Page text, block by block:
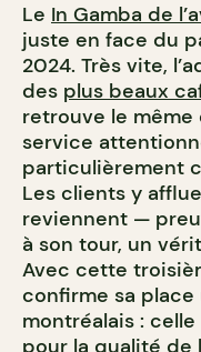
Le In Gamba de
juste en face du
2024. Très vite,
des plus beaux
retrouve le même
service
particulièrement
Les clients y
reviennent —
à son tour, un
Avec cette
confirme sa place
montréalais : celle
pour la qualité de